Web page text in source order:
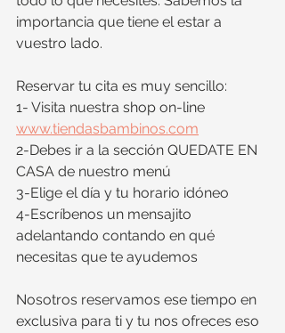
importancia que tiene el estar a
vuestro lado.
Reservar tu cita es muy sencillo:
1- Visita nuestra shop on-line
www.tiendasbambinos.com
2-Debes ir a la sección QUEDATE EN
CASA de nuestro menú
3-Elige el día y tu horario idóneo
4-Escríbenos un mensajito
adelantando contando en qué
necesitas que te ayudemos
Nosotros reservamos ese tiempo en
exclusiva para ti y tu nos ofreces eso